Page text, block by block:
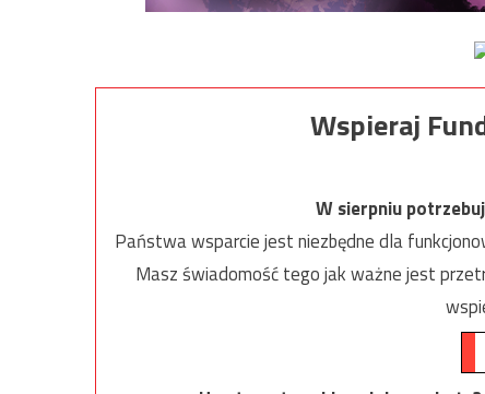
Wspieraj
W sierpniu
Państwa wsparcie jest niezbędne dla
Masz świadomość tego jak ważne jest